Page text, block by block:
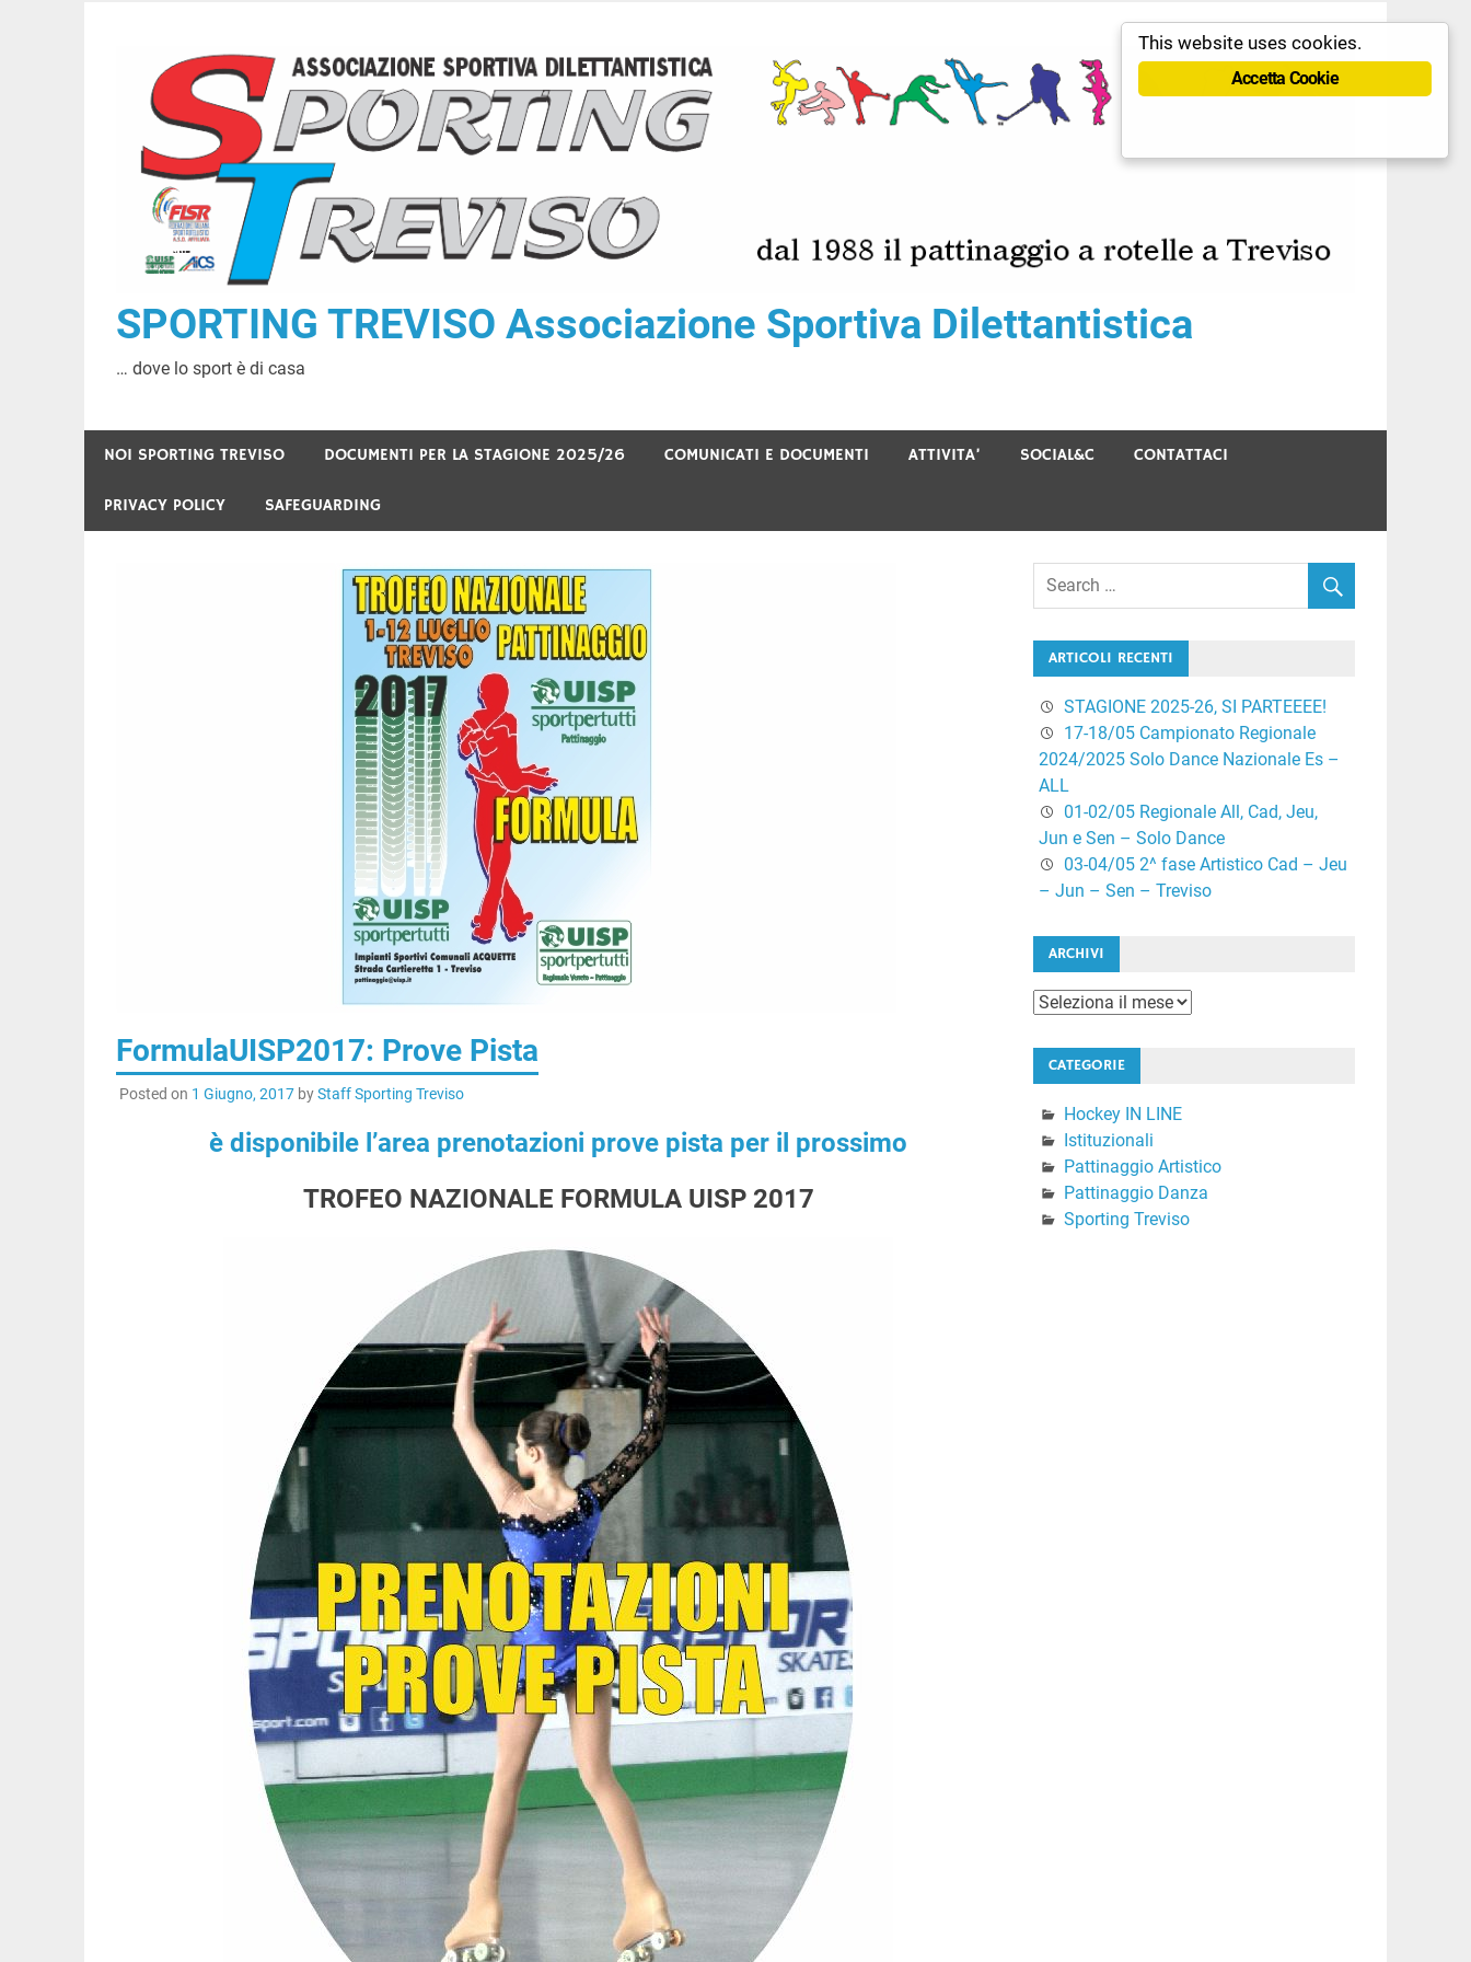
SPORTING TREVISO Associazione Sportiva Dilettantistica
… dove lo sport è di casa
NOI SPORTING TREVISO DOCUMENTI PER LA STAGIONE 2025/26 COMUNICATI E DOCUMENTI ATTIVITA’ SOCIAL&C CONTATTACI
PRIVACY POLICY SAFEGUARDING
FormulaUISP2017: Prove Pista
Posted on 1 Giugno, 2017byStaff Sporting Treviso
è disponibile l’area prenotazioni prove pista per il prossimo
TROFEO NAZIONALE FORMULA UISP 2017
ARTICOLI RECENTI
STAGIONE 2025-26, SI PARTEEEE!
17-18/05 Campionato Regionale
2024/2025 Solo Dance Nazionale Es –
ALL
01-02/05 Regionale All, Cad, Jeu,
Jun e Sen – Solo Dance
03-04/05 2^ fase Artistico Cad – Jeu
– Jun – Sen – Treviso
ARCHIVI
Archivi
CATEGORIE
Hockey IN LINE
Istituzionali
Pattinaggio Artistico
Pattinaggio Danza
Sporting Treviso
This website uses cookies.
Accetta Cookie